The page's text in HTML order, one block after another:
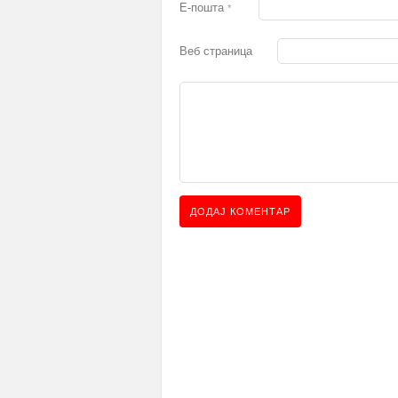
Е-пошта *
Веб страница